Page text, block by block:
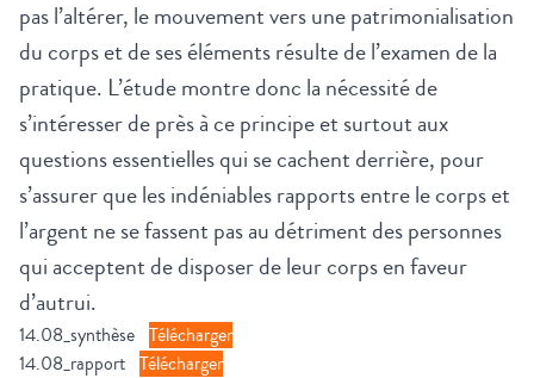
pas l’altérer, le mouvement vers une patrimonialisation
du corps et de ses éléments résulte de l’examen de la
pratique. L’étude montre donc la nécessité de
s’intéresser de près à ce principe et surtout aux
questions essentielles qui se cachent derrière, pour
s’assurer que les indéniables rapports entre le corps et
l’argent ne se fassent pas au détriment des personnes
qui acceptent de disposer de leur corps en faveur
d’autrui.
14.08_synthèse Télécharger
14.08_rapport Télécharger